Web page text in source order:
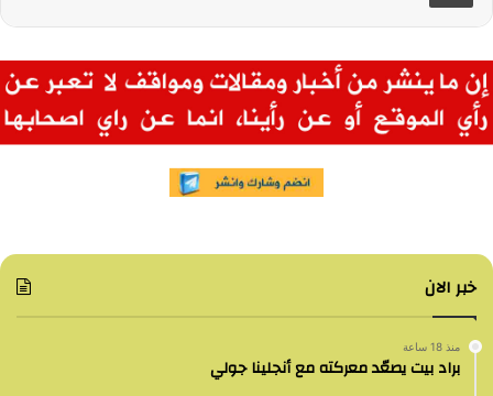
خبر الان
منذ 18 ساعة
براد بيت يصعّد معركته مع أنجلينا جولي